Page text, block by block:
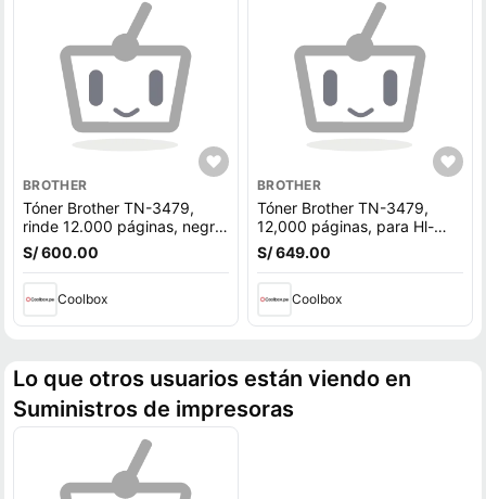
BROTHER
Tóner Brother TN-3479,
rinde 12.000 páginas, negro
- HL-L5100DN
S/ 600.00
Coolbox
BROTHER
Tóner Brother TN-3479,
12,000 páginas, para Hl-
L5100dn, Dcp-L5650 -
negro
S/ 649.00
Coolbox
Lo que otros usuarios están viendo en
Suministros de impresoras